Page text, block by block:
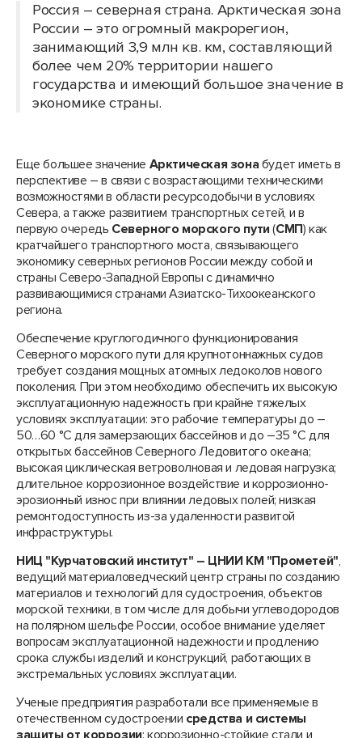
Россия – северная страна. Арктическая зона
России – это огромный макрорегион,
занимающий 3,9 млн кв. км, составляющий
более чем 20% территории нашего
государства и имеющий большое значение в
экономике страны.
Еще большее значение Арктическая зона будет иметь в
перспективе – в связи с возрастающими техническими
возможностями в области ресурсодобычи в условиях
Севера, а также развитием транспортных сетей, и в
первую очередь Северного морского пути (СМП) как
кратчайшего транспортного моста, связывающего
экономику северных регионов России между собой и
страны Северо-Западной Европы с динамично
развивающимися странами Азиатско-Тихоокеанского
региона.
Обеспечение круглогодичного функционирования
Северного морского пути для крупнотоннажных судов
требует создания мощных атомных ледоколов нового
поколения. При этом необходимо обеспечить их высокую
эксплуатационную надежность при крайне тяжелых
условиях эксплуатации: это рабочие температуры до –
50…60 °С для замерзающих бассейнов и до –35 °С для
открытых бассейнов Северного Ледовитого океана;
высокая циклическая ветроволновая и ледовая нагрузка;
длительное коррозионное воздействие и коррозионно-
эрозионный износ при влиянии ледовых полей; низкая
ремонтодоступность из-за удаленности развитой
инфраструктуры.
НИЦ "Курчатовский институт" – ЦНИИ КМ "Прометей",
ведущий материаловедческий центр страны по созданию
материалов и технологий для судостроения, объектов
морской техники, в том числе для добычи углеводородов
на полярном шельфе России, особое внимание уделяет
вопросам эксплуатационной надежности и продлению
срока службы изделий и конструкций, работающих в
экстремальных условиях эксплуатации.
Ученые предприятия разработали все применяемые в
отечественном судостроении средства и системы
защиты от коррозии: коррозионно-стойкие стали и